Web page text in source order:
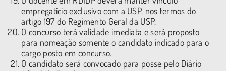
empregatício exclusivo com a USP, nos termos do
artigo 197 do Regimento Geral da USP.
O concurso terá validade imediata e será proposto
para nomeação somente o candidato indicado para o
cargo posto em concurso.
O candidato será convocado para posse pelo Diário